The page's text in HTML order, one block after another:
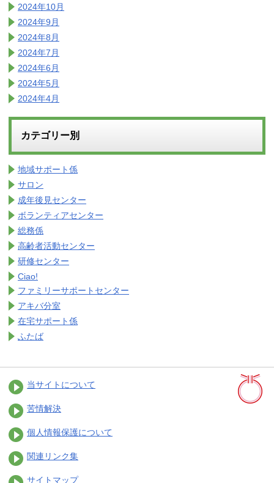
2024年10月
2024年9月
2024年8月
2024年7月
2024年6月
2024年5月
2024年4月
カテゴリー別
地域サポート係
サロン
成年後見センター
ボランティアセンター
総務係
高齢者活動センター
研修センター
Ciao!
ファミリーサポートセンター
アキバ分室
在宅サポート係
ふたば
当サイトについて
苦情解決
個人情報保護について
関連リンク集
サイトマップ